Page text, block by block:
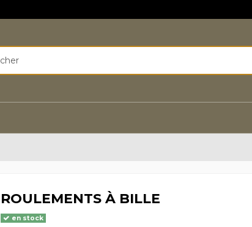
ROULEMENTS À BILLE
en stock